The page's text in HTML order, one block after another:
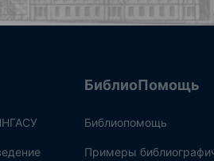
БиблиоПомощь
Библиопомощь
Примеры